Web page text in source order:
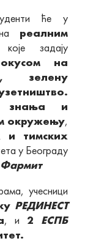
ће у
реалним
које задају
на
зелену
знања и
окружењу,
и тимских
у Београду
Фармит
учесници
РЕДИНЕСТ
, и 2 ЕСПБ